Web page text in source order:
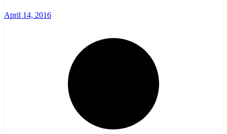
April 14, 2016